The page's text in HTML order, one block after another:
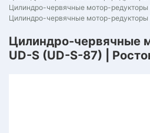
Цилиндро-червячные мотор-редукторы
Цилиндро-червячные мотор-
Цилиндро-червячные
UD-S (UD-S-87) |